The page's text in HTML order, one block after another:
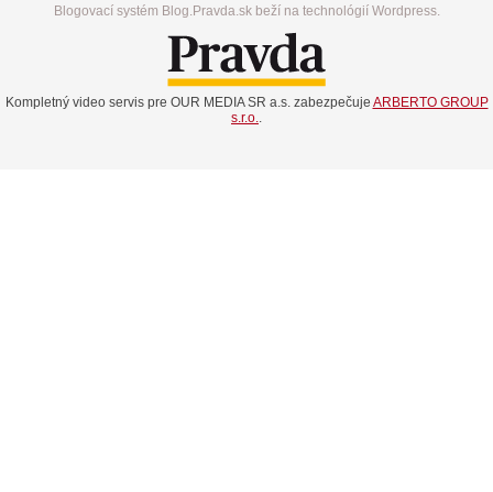
Blogovací systém Blog.Pravda.sk beží na technológií Wordpress.
Kompletný video servis pre OUR MEDIA SR a.s. zabezpečuje ARBERTO GROUP
s.r.o.